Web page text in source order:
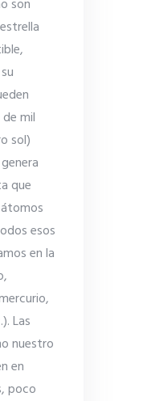
son
mil
sol)
que
esos
en la
Las
nuestro
en
poco